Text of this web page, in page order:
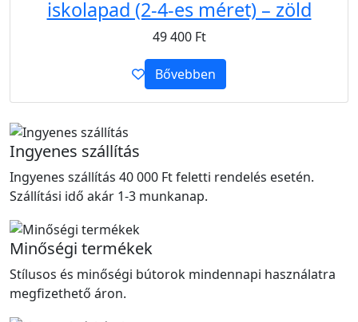
iskolapad (2-4-es méret) – zöld
49 400 Ft
Bővebben
Ingyenes szállítás
Ingyenes szállítás 40 000 Ft feletti rendelés esetén.
Szállítási idő akár 1-3 munkanap.
Minőségi termékek
Stílusos és minőségi bútorok mindennapi használatra
megfizethető áron.